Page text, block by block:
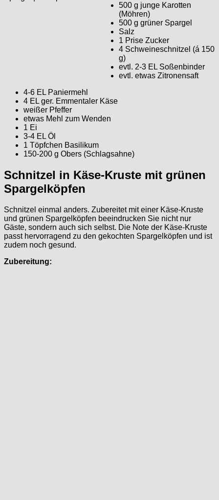
500 g junge Karotten
(Möhren)
500 g grüner Spargel
Salz
1 Prise Zucker
4 Schweineschnitzel (á 150
g)
evtl. 2-3 EL Soßenbinder
evtl. etwas Zitronensaft
4-6 EL Paniermehl
4 EL ger. Emmentaler Käse
weißer Pfeffer
etwas Mehl zum Wenden
1 Ei
3-4 EL Öl
1 Töpfchen Basilikum
150-200 g Obers (Schlagsahne)
Schnitzel in Käse-Kruste mit grünen
Spargelköpfen
Schnitzel einmal anders. Zubereitet mit einer Käse-Kruste
und grünen Spargelköpfen beeindrucken Sie nicht nur
Gäste, sondern auch sich selbst. Die Note der Käse-Kruste
passt hervorragend zu den gekochten Spargelköpfen und ist
zudem noch gesund.
Zubereitung: